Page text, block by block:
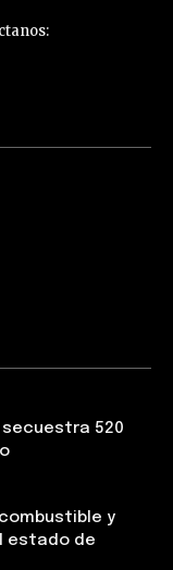
520
y
estado de